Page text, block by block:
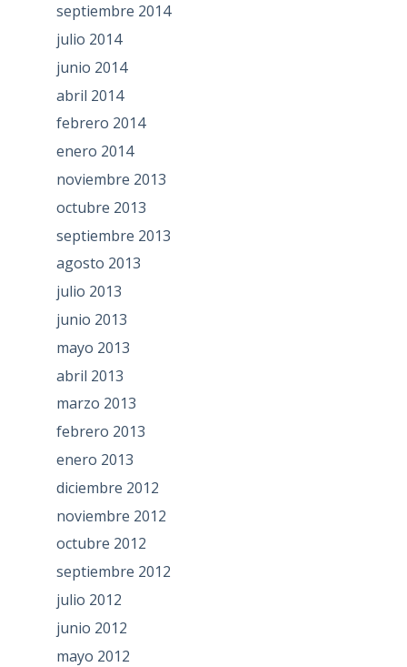
septiembre 2014
julio 2014
junio 2014
abril 2014
febrero 2014
enero 2014
noviembre 2013
octubre 2013
septiembre 2013
agosto 2013
julio 2013
junio 2013
mayo 2013
abril 2013
marzo 2013
febrero 2013
enero 2013
diciembre 2012
noviembre 2012
octubre 2012
septiembre 2012
julio 2012
junio 2012
mayo 2012